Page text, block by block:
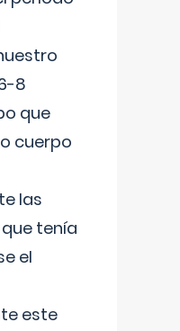
8
que
cuerpo
las
tenía
el
este